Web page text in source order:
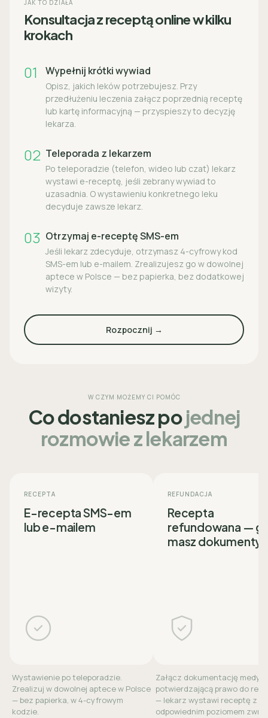
JAK TO DZIAŁA
Konsultacja z receptą online w kilku
krokach
01 Wypełnij krótki wywiad
Opisz, jakich leków potrzebujesz. Przy
przedłużeniu leczenia załącz poprzednią receptę
lub kartę informacyjną — przyspieszy to decyzję
lekarza.
02 Teleporada z lekarzem
Po teleporadzie (telefon, wideo lub czat) lekarz
wystawi e-receptę, jeśli zebrany wywiad to
uzasadnia. O wystawieniu konkretnego leku
decyduje zawsze lekarz.
03 Otrzymaj e-receptę SMS-em
Jeśli lekarz zdecyduje, otrzymasz 4-cyfrowy kod
SMS-em lub e-mailem. Zrealizujesz go w dowolnej
aptece w Polsce — bez papierka, bez dodatkowej
wizyty.
Rozpocznij →
W CZYM MOŻEMY CI POMÓC
Co dostaniesz pojednej
rozmowie z lekarzem
RECEPTA
E-recepta SMS-em
lub e-mailem
Wystawienie po teleporadzie.
Zrealizuj w dowolnej aptece w Polsce
— bez papierka, w 4-cyfrowym
kodzie.
REFUNDACJA
Recepta
refundowana —
masz dokumenty
Załącz dokumentację
potwierdzającą prawo do
— lekarz wystawi receptę z
odpowiednim poziomem